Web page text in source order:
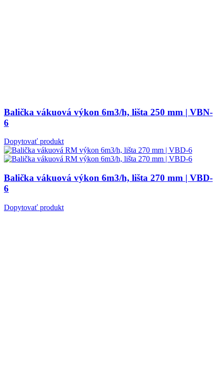
Balička vákuová výkon 6m3/h, lišta 250 mm | VBN-
6
Dopytovať produkt
Balička vákuová výkon 6m3/h, lišta 270 mm | VBD-
6
Dopytovať produkt